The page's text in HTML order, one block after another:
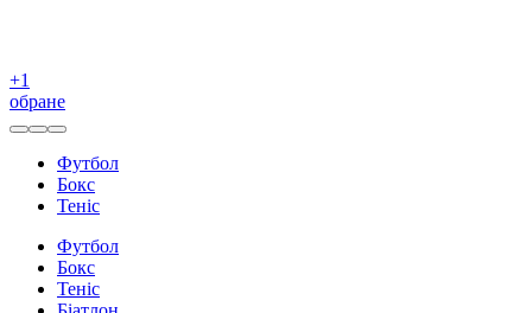
+1
обране
Футбол
Бокс
Теніс
Футбол
Бокс
Теніс